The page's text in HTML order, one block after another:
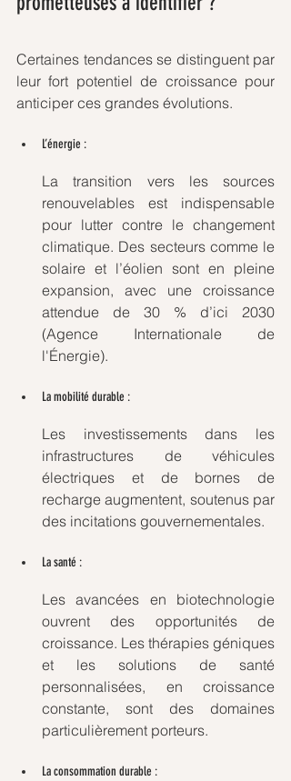
Certaines tendances se distinguent par
leur fort potentiel de croissance pour
anticiper ces grandes évolutions.
L’énergie :
La transition vers les sources
renouvelables est indispensable
pour lutter contre le changement
climatique. Des secteurs comme le
solaire et l’éolien sont en pleine
expansion, avec une croissance
attendue de 30 % d’ici 2030
(Agence Internationale de
l'Énergie).
La mobilité durable :
Les investissements dans les
infrastructures de véhicules
électriques et de bornes de
recharge augmentent, soutenus par
des incitations gouvernementales.
La santé :
Les avancées en biotechnologie
ouvrent des opportunités de
croissance. Les thérapies géniques
et les solutions de santé
personnalisées, en croissance
constante, sont des domaines
particulièrement porteurs.
La consommation durable :